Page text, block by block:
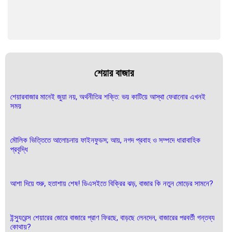
শেয়ার বাজার
শেয়ারবাজার মানেই জুয়া নয়, অর্থনীতির শক্তি: ভয় কাটিয়ে আস্থা ফেরানোর এখনই
সময়
মৌলিক ভিত্তিতে আলোচনায় ফাইনফুডস; আয়, নগদ প্রবাহ ও সম্পদে ধারাবাহিক
প্রবৃদ্ধি
আশা দিয়ে শুরু, হতাশায় শেষ! ডিএসইতে বিক্রির ঝড়, বাজার কি নতুন মোড়ের সামনে?
ইন্স্যুরেন্স শেয়ারের জোরে বাজারে প্রাণ ফিরছে, বাড়ছে লেনদেন, বাজারের পরবর্তী গন্তব্য
কোথায়?